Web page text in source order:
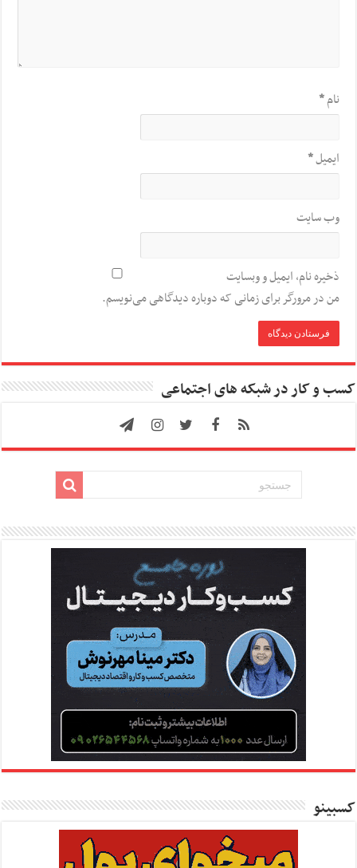
نام*
ایمیل*
وب‌ سایت
ذخیره نام، ایمیل و وبسایت
من در مرورگر برای زمانی که دوباره دیدگاهی می‌نویسم.
کسب و کار در شبکه های اجتماعی
کسبینو